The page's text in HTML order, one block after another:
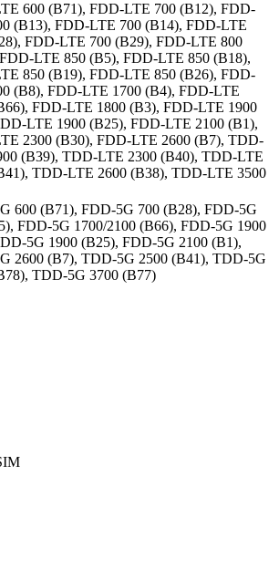
600 (B71), FDD-LTE 700 (B12), FDD-
(B13), FDD-LTE 700 (B14), FDD-LTE
FDD-LTE 700 (B29), FDD-LTE 800
LTE 850 (B5), FDD-LTE 850 (B18),
850 (B19), FDD-LTE 850 (B26), FDD-
(B8), FDD-LTE 1700 (B4), FDD-LTE
FDD-LTE 1800 (B3), FDD-LTE 1900
LTE 1900 (B25), FDD-LTE 2100 (B1),
2300 (B30), FDD-LTE 2600 (B7), TDD-
(B39), TDD-LTE 2300 (B40), TDD-LTE
TDD-LTE 2600 (B38), TDD-LTE 3500
600 (B71), FDD-5G 700 (B28), FDD-5G
FDD-5G 1700/2100 (B66), FDD-5G 1900
5G 1900 (B25), FDD-5G 2100 (B1),
2600 (B7), TDD-5G 2500 (B41), TDD-5G
TDD-5G 3700 (B77)